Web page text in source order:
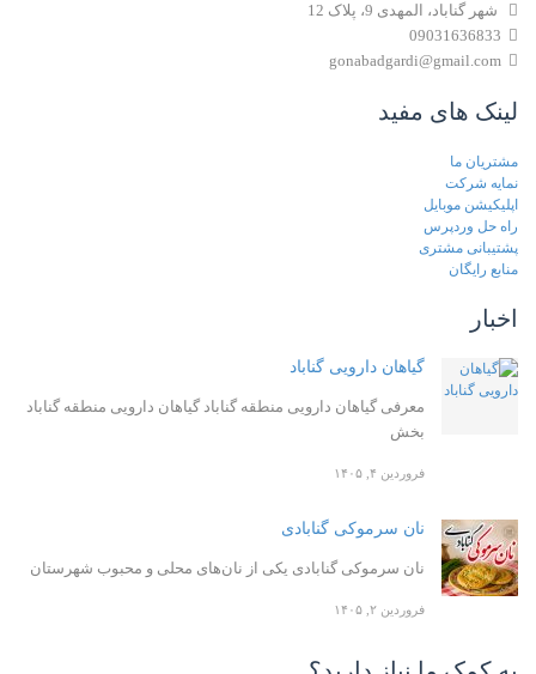
شهر گناباد، المهدی 9، پلاک 12
لینک های مفید
مشتریان ما
نمایه شرکت
اپلیکیشن موبایل
راه حل وردپرس
پشتیبانی مشتری
منابع رایگان
اخبار
گیاهان دارویی گناباد
معرفی گیاهان دارویی منطقه گناباد گیاهان دارویی منطقه گناباد
بخش
فروردین ۴, ۱۴۰۵
نان سرموکی گنابادی
نان سرموکی گنابادی یکی از نان‌های محلی و محبوب شهرستان
فروردین ۲, ۱۴۰۵